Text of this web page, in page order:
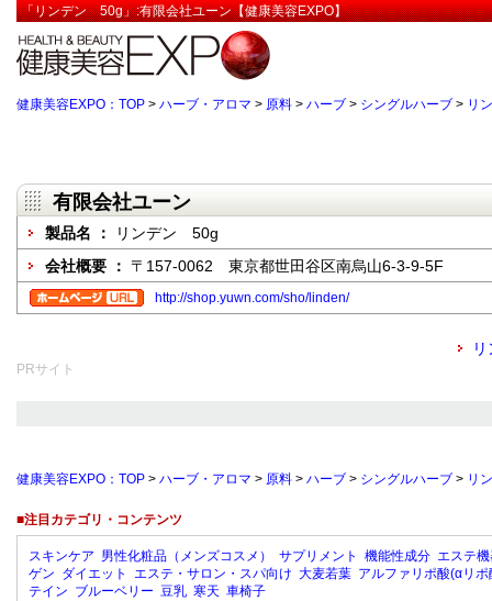
「リンデン 50g」:有限会社ユーン【健康美容EXPO】
健康美容EXPO：TOP > ハーブ・アロマ > 原料 > ハーブ > シングルハーブ > リ
有限会社ユーン
製品名 ：
リンデン 50g
会社概要 ： 〒157-0062 東京都世田谷区南烏山6-3-9-5F
http://shop.yuwn.com/sho/linden/
PRサイト
健康美容EXPO：TOP > ハーブ・アロマ > 原料 > ハーブ > シングルハーブ > リ
■注目カテゴリ・コンテンツ
スキンケア 男性化粧品（メンズコスメ） サプリメント 機能性成分 エステ
ゲン ダイエット エステ・サロン・スパ向け 大麦若葉 アルファリポ酸(αリポ
テイン ブルーベリー 豆乳 寒天 車椅子